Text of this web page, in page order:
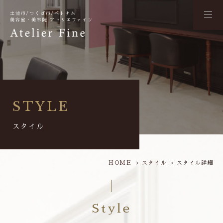
土浦市/つくば市/ベトナム
美容室・美容院 アトリエファイン
STYLE
スタイル
HOME スタイル スタイル詳細
Style